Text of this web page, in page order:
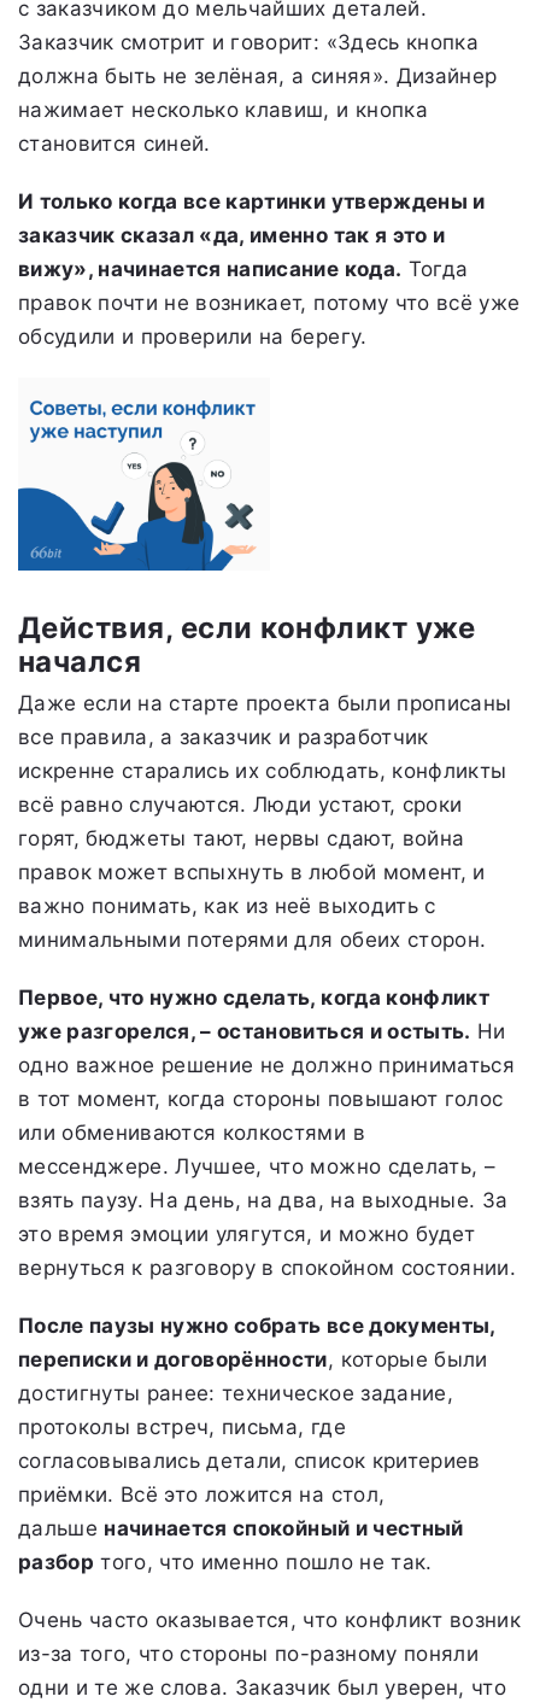
с заказчиком до мельчайших деталей.
Заказчик смотрит и говорит: «Здесь кнопка
должна быть не зелёная, а синяя». Дизайнер
нажимает несколько клавиш, и кнопка
становится синей.
И только когда все картинки утверждены и
заказчик сказал «да, именно так я это и
вижу», начинается написание кода. Тогда
правок почти не возникает, потому что всё уже
обсудили и проверили на берегу.
Действия, если конфликт уже
начался
Даже если на старте проекта были прописаны
все правила, а заказчик и разработчик
искренне старались их соблюдать, конфликты
всё равно случаются. Люди устают, сроки
горят, бюджеты тают, нервы сдают, война
правок может вспыхнуть в любой момент, и
важно понимать, как из неё выходить с
минимальными потерями для обеих сторон.
Первое, что нужно сделать, когда конфликт
уже разгорелся, – остановиться и остыть. Ни
одно важное решение не должно приниматься
в тот момент, когда стороны повышают голос
или обмениваются колкостями в
мессенджере. Лучшее, что можно сделать, –
взять паузу. На день, на два, на выходные. За
это время эмоции улягутся, и можно будет
вернуться к разговору в спокойном состоянии.
После паузы нужно собрать все документы,
переписки и договорённости, которые были
достигнуты ранее: техническое задание,
протоколы встреч, письма, где
согласовывались детали, список критериев
приёмки. Всё это ложится на стол,
дальше начинается спокойный и честный
разбор того, что именно пошло не так.
Очень часто оказывается, что конфликт возник
из-за того, что стороны по-разному поняли
одни и те же слова. Заказчик был уверен, что